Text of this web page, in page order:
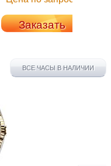
Заказать
ВСЕ ЧАСЫ В НАЛИЧИИ